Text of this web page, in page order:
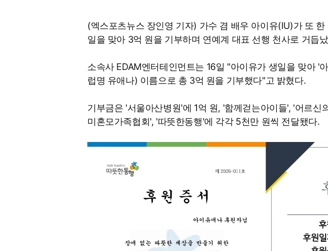
(엑스포츠뉴스 장인영 기자) 가수 겸 배우 아이유(IU)가 또
일을 맞아 3억 원을 기부하며 연예계 대표 선행 천사로 거듭
소속사 EDAM엔터테인먼트는 16일 "아이유가 생일을 맞아 '
럽명 유애나) 이름으로 총 3억 원을 기부했다"고 밝혔다.
기부금은 '서울아산병원'에 1억 원, '함께걷는아이들', '어르신
미혼모가족협회', '따뜻한동행'에 각각 5천만 원씩 전달됐다.